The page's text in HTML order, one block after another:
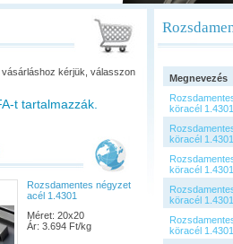
kérjük, válasszon
t tartalmazzák.
Rozsdamentes négyzet
acél 1.4301
Méret: 20x20
Ár: 3.694 Ft/kg
Megnevezés
köracél 1.4301
köracél 1.4301
köracél 1.4301
köracél 1.4301
köracél 1.4301